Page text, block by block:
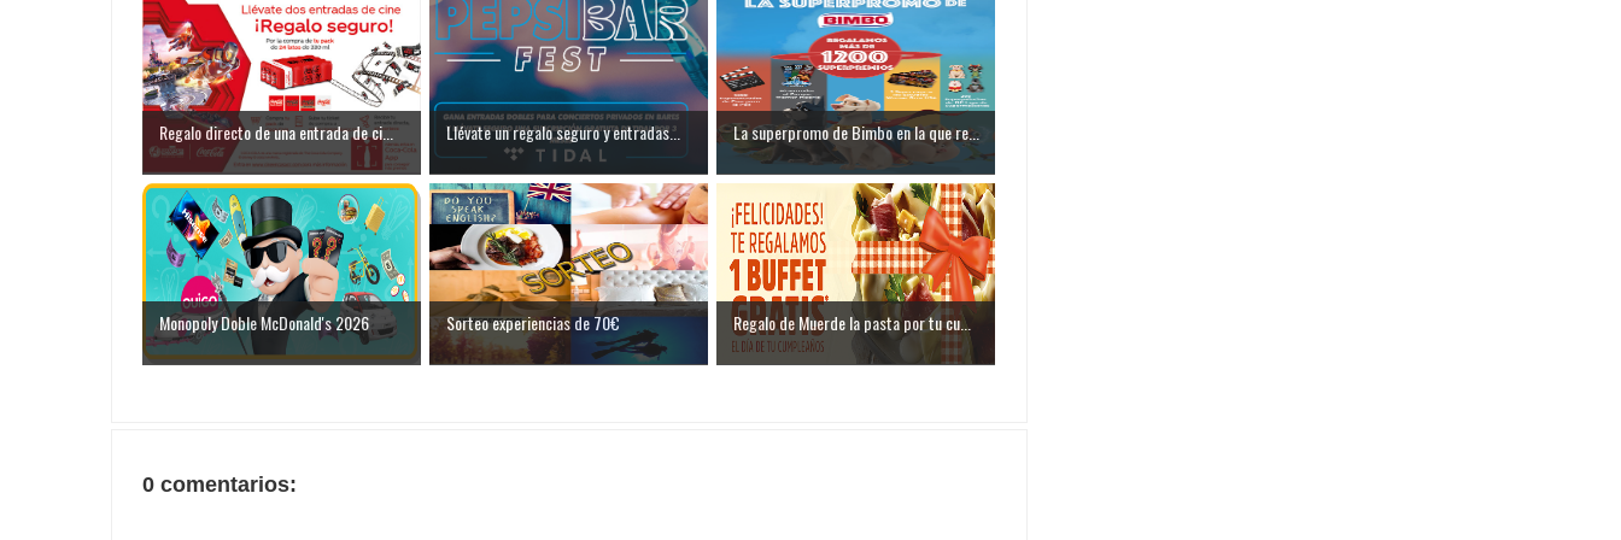
Regalo directo de una entrada de ci... Llévate un regalo seguro y entradas... La superpromo de Bimbo en la que re...
Monopoly Doble McDonald's 2026 Sorteo experiencias de 70€ Regalo de Muerde la pasta por tu cu...
0 comentarios: